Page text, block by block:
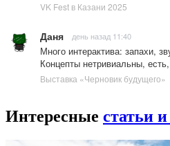
VK Fest в Казани 2025
Даня день назад 11:40
Много интерактива: запахи,
Концепты нетривиальны,
Выставка «Черновик будущего»
Интересные статьи